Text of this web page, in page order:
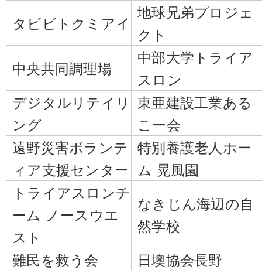
タビビトクミアイ
地球兄弟プロジェ
クト
中央共同調理場
中部大学トライア
スロン
デジタルリテイリ
ング
東亜建設工業ある
こー会
遠野災害ボランテ
ィア支援センター
特別養護老人ホー
ム 晃風園
トライアスロンチ
ーム ノースウエ
スト
なきじん海辺の自
然学校
難民を救う会
日墺協会長野